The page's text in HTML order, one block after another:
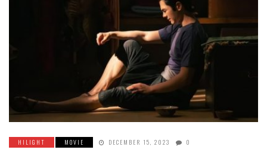
HILIGHT MOVIE DECEMBER 15, 2023 0